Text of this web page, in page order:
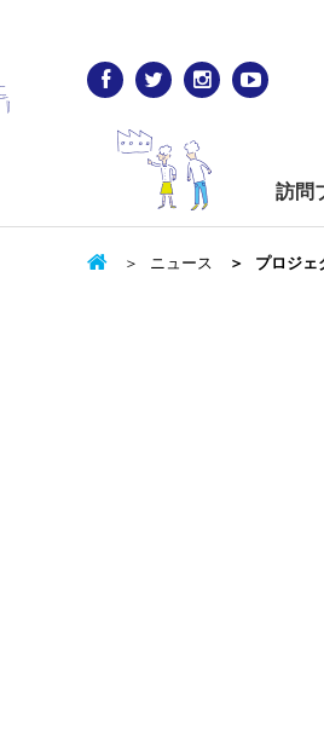
訪問
ニュース プロジェ